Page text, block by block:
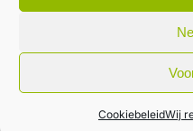
CookiebeleidWij
Inschrijven nieuwsbrief
Algemene voorwaarden|